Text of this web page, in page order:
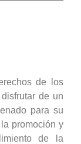
de los
de un
para su
promoción y
de la